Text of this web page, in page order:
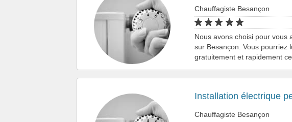
Chauffagiste Besançon
Nous avons choisi pour vous
sur Besançon. Vous pourriez
gratuitement et rapidement
Installation électrique
Chauffagiste Besançon